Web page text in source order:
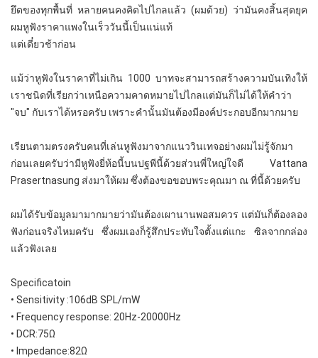
ยึดของทุกพื้นที่ หลายคนคงคิดไปไกลแล้ว (ผมด้วย) ว่ามันคงสิ้นสุดยุค
ผมหูฟังราคาแพงในเร็ววันนี้เป็นแน่แท้
แต่เดี๋ยวช้าก่อน
แม้ว่าหูฟังในราคาที่ไม่เกิน 1000 บาทจะสามารถสร้างความบันเทิงให้
เราชนิดที่เรียกว่าเหนือความคาดหมายไปไกลแต่มันก็ไม่ได้ให้คำว่า
"จบ" กับเราได้หรอครับ เพราะคำนั้นมันต้องมีองค์ประกอบอีกมากมาย
เรียนตามตรงครับคนที่เล่นหูฟังมาจากแนววินเทจอย่างผมไม่รู้จักมา
ก่อนเลยครับว่ามีหูฟังยี่ห้อนี้บนปฐพีนี้ด้วยส่วนพี่ใหญ่ใจดี Vattana
Prasertnasung ส่งมาให้ผม ซึ่งต้องขอขอบพระคุณมา ณ ที่นี้ด้วยครับ
ผมได้รับข้อมูลมามากมายว่ามันต้องเผานานพอสมควร แต่มันก็ต้องลอง
ฟังก่อนจริงไหมครับ ซึ่งผมเองก็รู้สึกประทับใจตั้งแต่แกะ ซิลจากกล่อง
แล้วฟังเลย
Specificatoin
• Sensitivity :106dB SPL/mW
• Frequency response: 20Hz-20000Hz
• DCR:75Ω
• Impedance:82Ω